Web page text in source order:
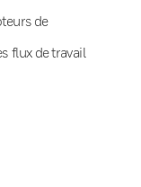
de
flux de travail